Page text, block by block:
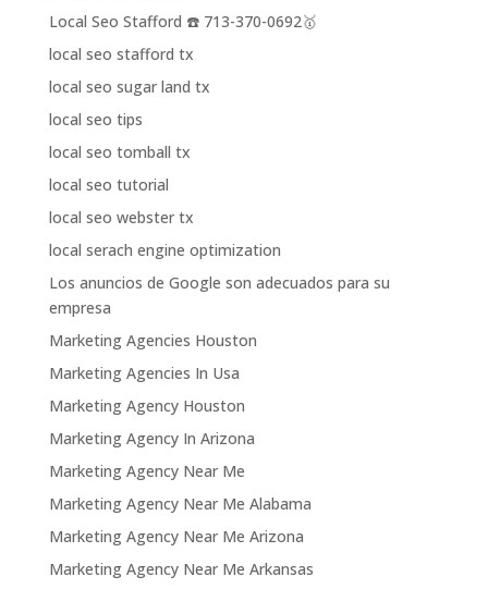
Local Seo Stafford ☎️ 713-370-0692🥇
local seo stafford tx
local seo sugar land tx
local seo tips
local seo tomball tx
local seo tutorial
local seo webster tx
local serach engine optimization
Los anuncios de Google son adecuados para su
empresa
Marketing Agencies Houston
Marketing Agencies In Usa
Marketing Agency Houston
Marketing Agency In Arizona
Marketing Agency Near Me
Marketing Agency Near Me Alabama
Marketing Agency Near Me Arizona
Marketing Agency Near Me Arkansas